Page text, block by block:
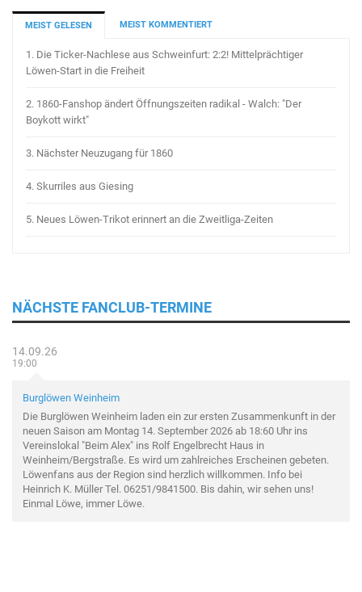
MEIST GELESEN MEIST KOMMENTIERT
1. Die Ticker-Nachlese aus Schweinfurt: 2:2! Mittelprächtiger
Löwen-Start in die Freiheit
2. 1860-Fanshop ändert Öffnungszeiten radikal - Walch: "Der
Boykott wirkt"
3. Nächster Neuzugang für 1860
4. Skurriles aus Giesing
5. Neues Löwen-Trikot erinnert an die Zweitliga-Zeiten
NÄCHSTE FANCLUB-TERMINE
14.09.26
19:00
Burglöwen Weinheim
Die Burglöwen Weinheim laden ein zur ersten Zusammenkunft in der
neuen Saison am Montag 14. September 2026 ab 18:60 Uhr ins
Vereinslokal "Beim Alex" ins Rolf Engelbrecht Haus in
Weinheim/Bergstraße. Es wird um zahlreiches Erscheinen gebeten.
Löwenfans aus der Region sind herzlich willkommen. Info bei
Heinrich K. Müller Tel. 06251/9841500. Bis dahin, wir sehen uns!
Einmal Löwe, immer Löwe.